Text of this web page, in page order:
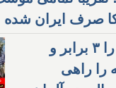
دانمارک سربازی را ۳ برابر و
ساله را راهی